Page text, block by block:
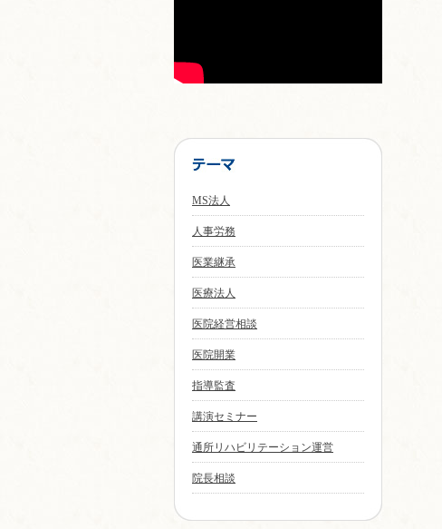
MS法人
人事労務
医業継承
医療法人
医院経営相談
医院開業
指導監査
講演セミナー
通所リハビリテーション運営
院長相談